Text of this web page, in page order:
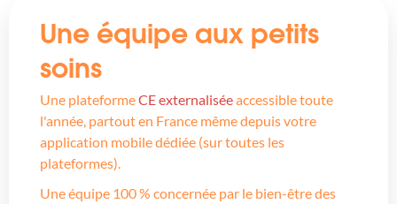
Une équipe aux petits
soins
Une plateformeCE externaliséeaccessible toute
l'année, partout en France même depuis votre
application mobile dédiée (sur toutes les
plateformes).
Une équipe 100 % concernée par le bien-être des